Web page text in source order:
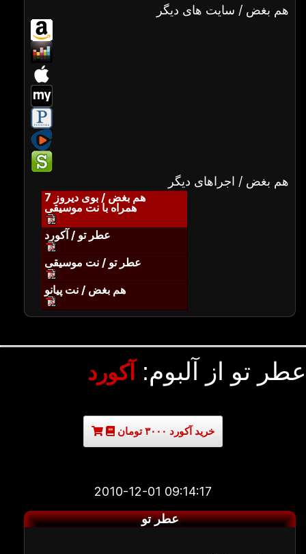
هم بغض / سایت های دیگر
هم بغض / اجراهای دیگر
هم بغض / بوی دیروز 7
همراه با نت موسیقی
عطر تو / آکورد
عطر تو / نت موسیقی
هم بغض / نت پیانو
عطر تو از آلبوم: آکورد
خرید آکورد ۳۰۰۰ تومان
2010-12-01 09:14:17
عطر تو